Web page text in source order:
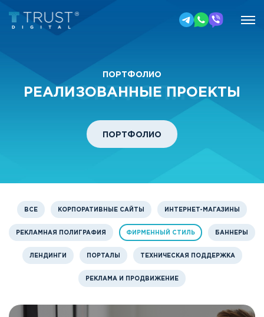
ПОРТФОЛИО
ПОРТФОЛИО
РЕАЛИЗОВАННЫЕ ПРОЕКТЫ
ПОРТФОЛИО
ВСЕ КОРПОРАТИВНЫЕ САЙТЫ ИНТЕРНЕТ-МАГАЗИНЫ
РЕКЛАМНАЯ ПОЛИГРАФИЯ ФИРМЕННЫЙ СТИЛЬ БАННЕРЫ
ЛЕНДИНГИ ПОРТАЛЫ ТЕХНИЧЕСКАЯ ПОДДЕРЖКА
РЕКЛАМА И ПРОДВИЖЕНИЕ